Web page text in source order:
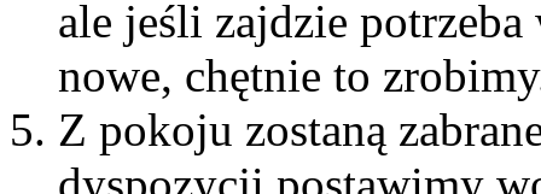
ale jeśli zajdzie
nowe, chętnie to
Z pokoju zostaną
dyspozycji postawimy